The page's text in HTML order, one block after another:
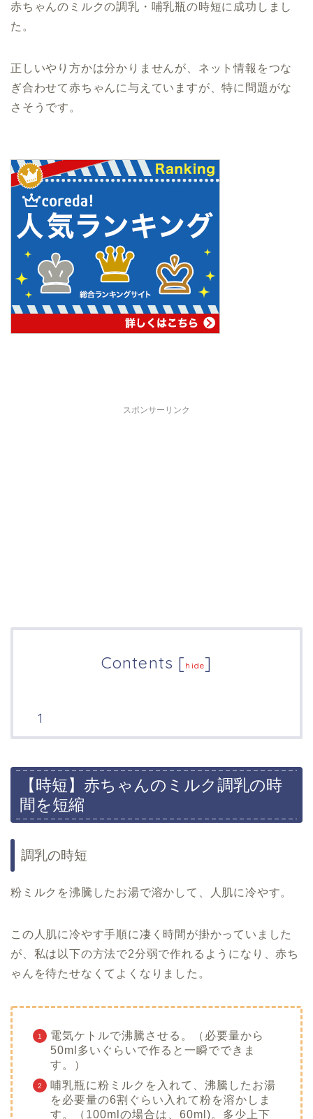
赤ちゃんのミルクの調乳・哺乳瓶の時短に成功しまし
た。
正しいやり方かは分かりませんが、ネット情報をつな
ぎ合わせて赤ちゃんに与えていますが、特に問題がな
さそうです。
スポンサーリンク
Contents [hide]
【時短】赤ちゃんのミルク調乳の時
間を短縮
調乳の時短
粉ミルクを沸騰したお湯で溶かして、人肌に冷やす。
この人肌に冷やす手順に凄く時間が掛かっていました
が、私は以下の方法で2分弱で作れるようになり、赤ち
ゃんを待たせなくてよくなりました。
電気ケトルで沸騰させる。（必要量から
50ml多いぐらいで作ると一瞬でできま
す。）
哺乳瓶に粉ミルクを入れて、沸騰したお湯
を必要量の6割ぐらい入れて粉を溶かしま
す。（100mlの場合は、60ml)。多少上下